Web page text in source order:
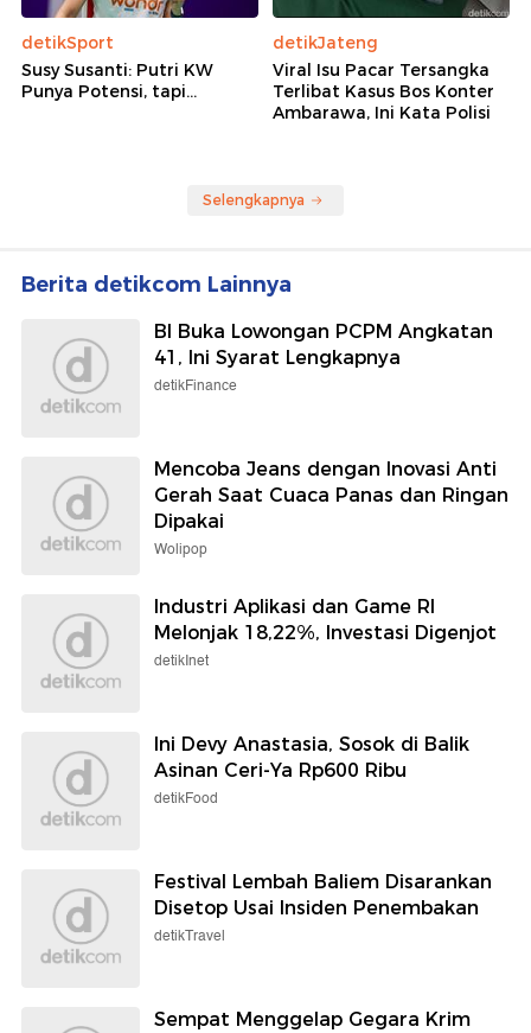
detikSport
Susy Susanti: Putri KW
Punya Potensi, tapi...
detikJateng
Viral Isu Pacar Tersangka
Terlibat Kasus Bos Konter
Ambarawa, Ini Kata Polisi
Selengkapnya
Berita detikcom Lainnya
BI Buka Lowongan PCPM Angkatan
41, Ini Syarat Lengkapnya
detikFinance
Mencoba Jeans dengan Inovasi Anti
Gerah Saat Cuaca Panas dan Ringan
Dipakai
Wolipop
Industri Aplikasi dan Game RI
Melonjak 18,22%, Investasi Digenjot
detikInet
Ini Devy Anastasia, Sosok di Balik
Asinan Ceri-Ya Rp600 Ribu
detikFood
Festival Lembah Baliem Disarankan
Disetop Usai Insiden Penembakan
detikTravel
Sempat Menggelap Gegara Krim